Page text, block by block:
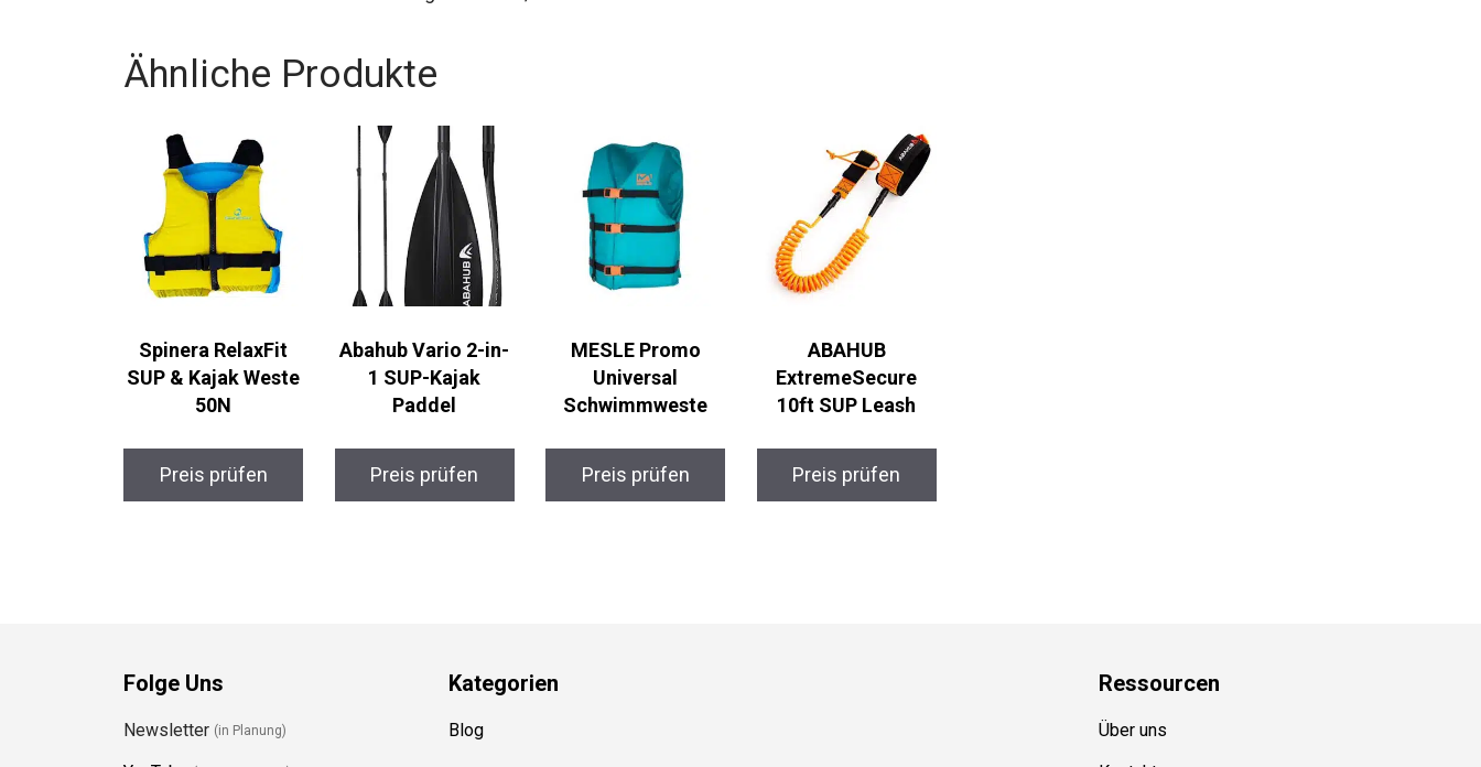
Ähnliche Produkte
Spinera RelaxFit
SUP & Kajak Weste
50N
Preis prüfen
Abahub Vario 2-in-
1 SUP-Kajak
Paddel
Preis prüfen
MESLE Promo
Universal
Schwimmweste
Preis prüfen
ABAHUB
ExtremeSecure
10ft SUP Leash
Preis prüfen
Folge Uns
Newsletter(in Planung)
Kategorien
Blog
Ressourcen
Über uns